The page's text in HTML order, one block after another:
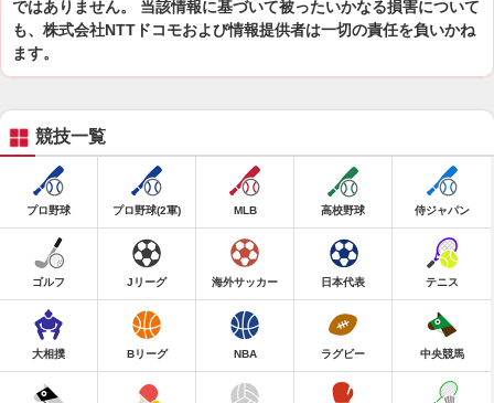
ではありません。 当該情報に基づいて被ったいかなる損害について
も、株式会社NTTドコモおよび情報提供者は一切の責任を負いかね
ます。
競技一覧
プロ野球 プロ野球(2軍) MLB 高校野球 侍ジャパン
ゴルフ Jリーグ 海外サッカー 日本代表 テニス
大相撲 Bリーグ NBA ラグビー 中央競馬